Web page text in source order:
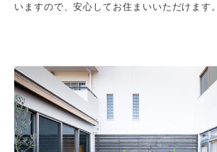
いますので、安心してお住まいいただけます。